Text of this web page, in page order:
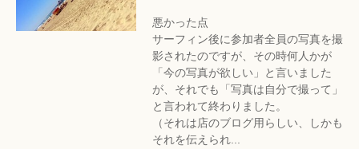
悪かった点
サーフィン後に参加者全員の写真を撮
影されたのですが、その時何人かが
「今の写真が欲しい」と言いました
が、それでも「写真は自分で撮って」
と言われて終わりました。
（それは店のブログ用らしい、しかも
それを伝えられ...